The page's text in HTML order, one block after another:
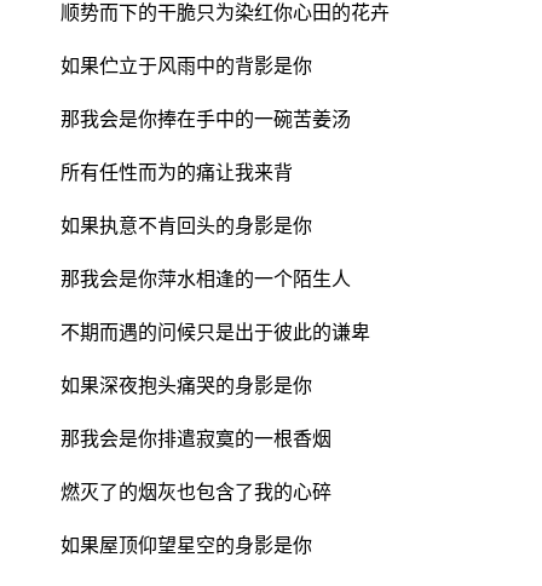
顺势而下的干脆只为染红你心田的花卉
如果伫立于风雨中的背影是你
那我会是你捧在手中的一碗苦姜汤
所有任性而为的痛让我来背
如果执意不肯回头的身影是你
那我会是你萍水相逢的一个陌生人
不期而遇的问候只是出于彼此的谦卑
如果深夜抱头痛哭的身影是你
那我会是你排遣寂寞的一根香烟
燃灭了的烟灰也包含了我的心碎
如果屋顶仰望星空的身影是你